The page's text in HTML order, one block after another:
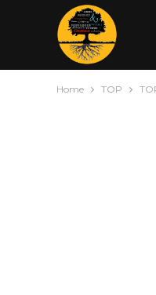
Home TOP